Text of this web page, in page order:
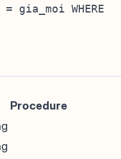
gia_moi WHERE
Procedure